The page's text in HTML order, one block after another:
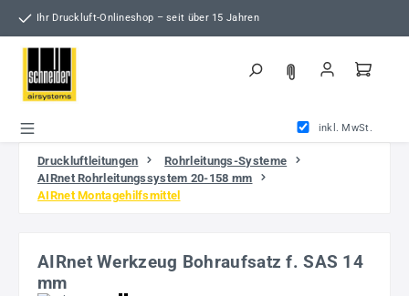
Zum Hauptinhalt springen
Ihr Druckluft-Onlineshop – seit über 15 Jahren
inkl. MwSt.
Druckluftleitungen
Rohrleitungs-Systeme
AIRnet Rohrleitungssystem 20-158 mm
AIRnet Montagehilfsmittel
AIRnet Werkzeug Bohraufsatz f. SAS 14
mm